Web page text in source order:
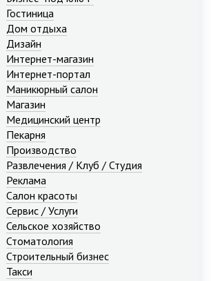
Гостиница
Дом отдыха
Дизайн
Интернет-магазин
Интернет-портал
Маникюрный салон
Магазин
Медицинский центр
Пекарня
Производство
Развлечения / Клуб / Студия
Реклама
Салон красоты
Сервис / Услуги
Сельское хозяйство
Стоматология
Строительный бизнес
Такси